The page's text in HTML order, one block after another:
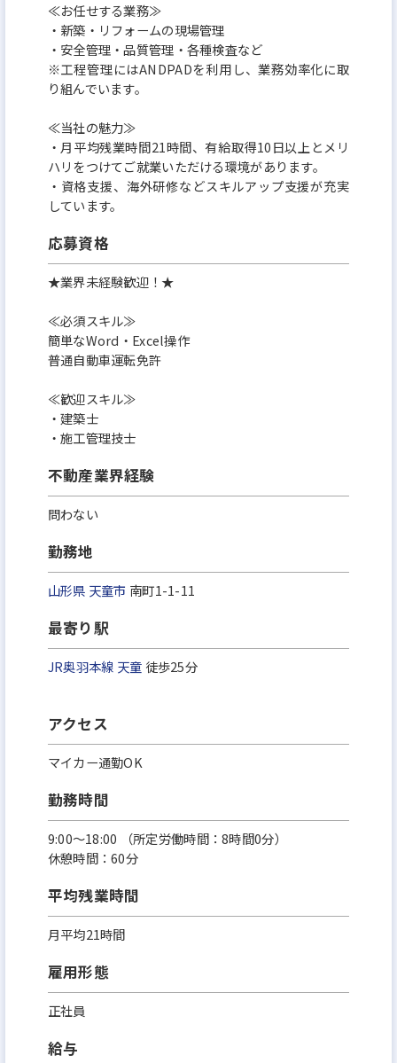
≪お任せする業務≫
・新築・リフォームの現場管理
・安全管理・品質管理・各種検査など
※工程管理にはANDPADを利用し、業務効率化に取
り組んでいます。
≪当社の魅力≫
・月平均残業時間21時間、有給取得10日以上とメリ
ハリをつけてご就業いただける環境があります。
・資格支援、海外研修などスキルアップ支援が充実
しています。
応募資格
★業界未経験歓迎！★
≪必須スキル≫
簡単なWord・Excel操作
普通自動車運転免許
≪歓迎スキル≫
・建築士
・施工管理技士
不動産業界経験
問わない
勤務地
山形県 天童市 南町1-1-11
最寄り駅
JR奥羽本線 天童 徒歩25分
アクセス
マイカー通勤OK
勤務時間
9:00～18:00 （所定労働時間：8時間0分）
休憩時間：60分
平均残業時間
月平均21時間
雇用形態
正社員
給与